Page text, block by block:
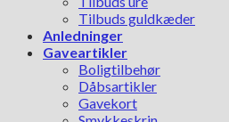
Tilbuds guldkæder
Anledninger
Gaveartikler
Boligtilbehør
Dåbsartikler
Gavekort